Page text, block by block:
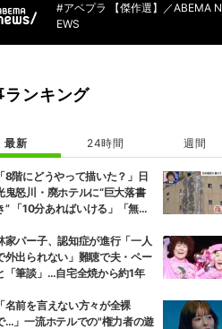
#アベプラ 【傑作選】／ABEMA N
EWS
ランキング
最新 24時間 週間
「8階にどうやって描いた？」日
鬼怒川・廃ホテルに“巨大落書
” 「10分あればいける」「無許
ストらが見解
家パー子、認知症が進行「一人
外出られない」難聴で夫・ペー
「筆談」…自宅全焼から約1年
「名前を言えない方々が全裸
…」一流ホテルでの"権力者の遊